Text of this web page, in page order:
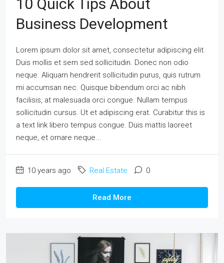
10 Quick Tips About
Business Development
Lorem ipsum dolor sit amet, consectetur adipiscing elit.
Duis mollis et sem sed sollicitudin. Donec non odio
neque. Aliquam hendrerit sollicitudin purus, quis rutrum
mi accumsan nec. Quisque bibendum orci ac nibh
facilisis, at malesuada orci congue. Nullam tempus
sollicitudin cursus. Ut et adipiscing erat. Curabitur this is
a text link libero tempus congue. Duis mattis laoreet
neque, et ornare neque...
10 years ago Real Estate 0
Read More